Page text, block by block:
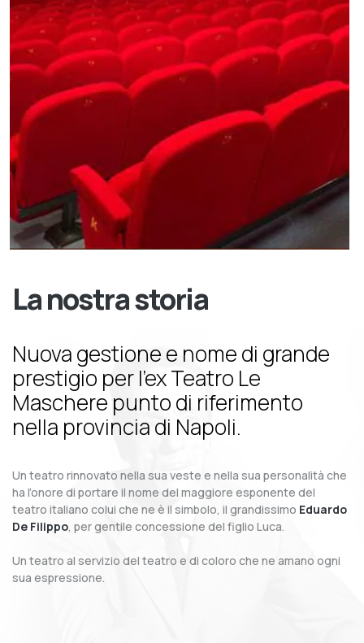
La nostra storia
Nuova gestione e nome di grande
prestigio per l’ex Teatro Le
Maschere punto di riferimento
nella provincia di Napoli.
Un teatro rinnovato nella sua veste e nella sua personalità che
ha l’onore di portare il nome del maggiore esponente del
teatro italiano colui che ne è il simbolo, il grandissimo Eduardo
De Filippo, per gentile concessione del figlio Luca.
Un teatro al servizio del teatro e di coloro che ne amano ogni
sua espressione.